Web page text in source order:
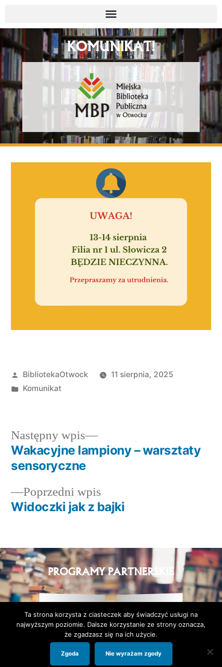
KOMUNIKAT!
BibliotekaOtwock
11 sierpnia, 2025
Komunikat
Poprzedni wpis
Widoczki jak z bajki
Następny wpis
Wakacyjne lampiony – warsztaty
sensoryczne
PROGRAMY PARTNERSKIE
Ta strona korzysta z ciasteczek aby świadczyć usługi na
najwyższym poziomie. Dalsze korzystanie ze strony oznacza,
że zgadzasz się na ich użycie.
Zgoda Nie wyrażam zgody